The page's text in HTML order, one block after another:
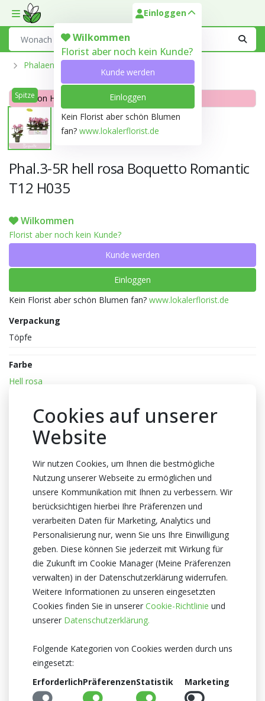
Toggle mobile menu
Einloggen
Wilkommen
Florist aber noch kein Kunde?
Kunde werden
Einloggen
Kein Florist aber schön Blumen
fan? www.lokalerflorist.de
Phalaenopsis Aus Der Optiflor-Gärtnerei
Rosa ton Hell rosa 65B
Spitze
Phal.3-5R hell rosa Boquetto Romantic
T12 H035
Wilkommen
Florist aber noch kein Kunde?
Kunde werden
Einloggen
Kein Florist aber schön Blumen fan? www.lokalerflorist.de
Verpackung
Töpfe
Farbe
Hell rosa
Topfhöhe
Züchter
Optiflor
Herkunftsland
Niederlande
Zertifikat
MPS A+
MPS SQ
MPS GAP
Valentinstag Muttertag
Cookies auf unserer
Website
Wir nutzen Cookies, um Ihnen die bestmögliche
Nutzung unserer Webseite zu ermöglichen und
unsere Kommunikation mit Ihnen zu verbessern. Wir
berücksichtigen hierbei Ihre Präferenzen und
verarbeiten Daten für Marketing, Analytics und
Personalisierung nur, wenn Sie uns Ihre Einwilligung
geben. Diese können Sie jederzeit mit Wirkung für
die Zukunft im Cookie Manager (Meine Präferenzen
verwalten) in der Datenschutzerklärung widerrufen.
Weitere Informationen zu unseren eingesetzten
Cookies finden Sie in unserer Cookie-Richtlinie und
unserer Datenschutzerklärung.
Folgende Kategorien von Cookies werden durch uns
eingesetzt:
ErforderlichPräferenzenStatistik Marketing